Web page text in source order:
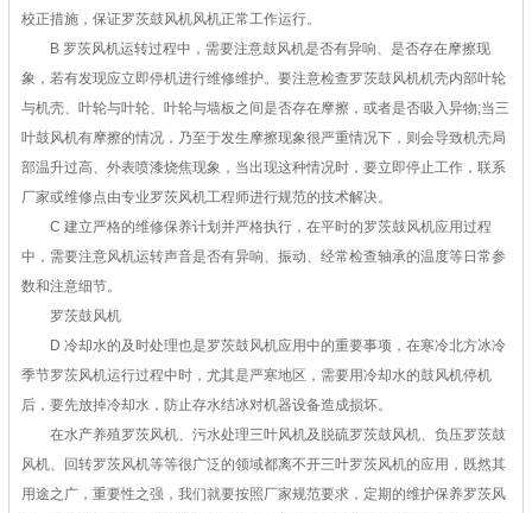
校正措施，保证罗茨鼓风机风机正常工作运行。
B 罗茨风机运转过程中，需要注意鼓风机是否有异响、是否存在摩擦现
象，若有发现应立即停机进行维修维护。要注意检查罗茨鼓风机机壳内部叶轮
与机壳、叶轮与叶轮、叶轮与墙板之间是否存在摩擦，或者是否吸入异物;当三
叶鼓风机有摩擦的情况，乃至于发生摩擦现象很严重情况下，则会导致机壳局
部温升过高、外表喷漆烧焦现象，当出现这种情况时，要立即停止工作，联系
厂家或维修点由专业罗茨风机工程师进行规范的技术解决。
C 建立严格的维修保养计划并严格执行，在平时的罗茨鼓风机应用过程
中，需要注意风机运转声音是否有异响、振动、经常检查轴承的温度等日常参
数和注意细节。
罗茨鼓风机
D 冷却水的及时处理也是罗茨鼓风机应用中的重要事项，在寒冷北方冰冷
季节罗茨风机运行过程中时，尤其是严寒地区，需要用冷却水的鼓风机停机
后，要先放掉冷却水，防止存水结冰对机器设备造成损坏。
在水产养殖罗茨风机、污水处理三叶风机及脱硫罗茨鼓风机、负压罗茨鼓
风机、回转罗茨风机等等很广泛的领域都离不开三叶罗茨风机的应用，既然其
用途之广，重要性之强，我们就要按照厂家规范要求，定期的维护保养罗茨风